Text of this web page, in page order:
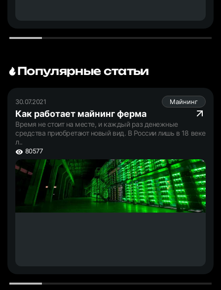
Популярные статьи
30.07.2021 Майнинг
Как работает майнинг ферма
Время не стоит на месте, и каждый раз денежные
средства приобретают новый вид. В России лишь в 18 веке
л..
80577